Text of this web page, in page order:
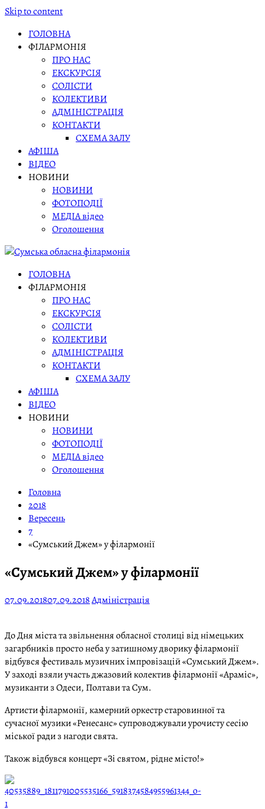
Skip to content
ГОЛОВНА
ФІЛАРМОНІЯ
ПРО НАС
ЕКСКУРСІЯ
СОЛІСТИ
КОЛЕКТИВИ
АДМІНІСТРАЦІЯ
КОНТАКТИ
СХЕМА ЗАЛУ
АФІША
ВІДЕО
НОВИНИ
НОВИНИ
ФОТОПОДІЇ
МЕДІА відео
Оголошення
ГОЛОВНА
ФІЛАРМОНІЯ
ПРО НАС
ЕКСКУРСІЯ
СОЛІСТИ
КОЛЕКТИВИ
АДМІНІСТРАЦІЯ
КОНТАКТИ
СХЕМА ЗАЛУ
АФІША
ВІДЕО
НОВИНИ
НОВИНИ
ФОТОПОДІЇ
МЕДІА відео
Оголошення
Головна
2018
Вересень
7
«Сумський Джем» у філармонії
«Сумський Джем» у філармонії
07.09.201807.09.2018Адміністрація
До Дня міста та звільнення обласної столиці від німецьких
загарбників просто неба у затишному дворику філармонії
відбувся фестиваль музичних імпровізацій «Сумський Джем».
У заході взяли участь джазовий колектив філармонії «Араміс»,
музиканти з Одеси, Полтави та Сум.
Артисти філармонії, камерний оркестр старовинної та
сучасної музики «Ренесанс» супроводжували урочисту сесію
міської ради з нагоди свята.
Також відбувся концерт «Зі святом, рідне місто!»